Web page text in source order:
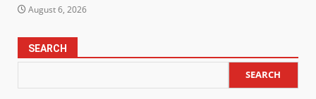
August 6, 2026
SEARCH
SEARCH